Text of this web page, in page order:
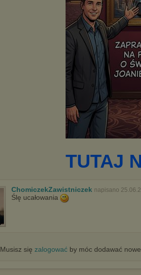
TUTAJ
ChomiczekZawistniczek napisano
Ślę ucałowania
Musisz się zalogowaćby móc dodawać